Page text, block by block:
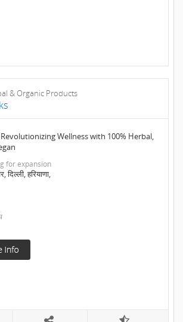
& Organic Products
Wellness with 100% Herbal,
for expansion
दिल्ली, हरियाणा,